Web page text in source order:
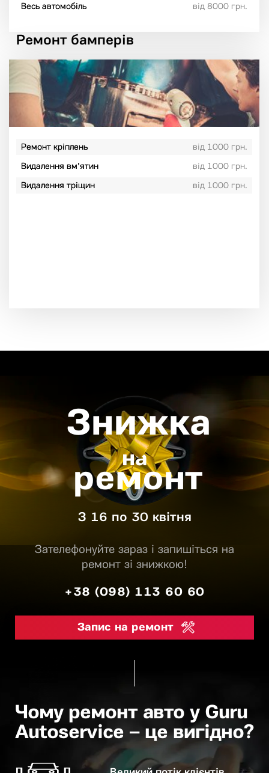
Весь автомобіль
від 8000 грн.
Ремонт бамперів
Ремонт кріплень
від 1000 грн.
Видалення вм'ятин
від 1000 грн.
Видалення тріщин
від 1000 грн.
З 16 по 30 квітня
Знижка
на
ремонт
Зателефонуйте зараз і запишіться на
ремонт зі знижкою!
+38 (098) 113 60 60
Запис на ремонт
Чому ремонт авто у Guru
Autoservice – це вигідно?